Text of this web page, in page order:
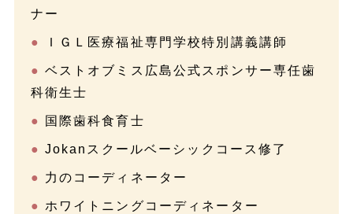
ナー
ＩＧＬ医療福祉専門学校特別講義講師
ベストオブミス広島公式スポンサー専任歯
科衛生士
国際歯科食育士
Jokanスクールベーシックコース修了
力のコーディネーター
ホワイトニングコーディネーター